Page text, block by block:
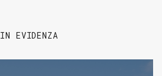
IN EVIDENZA